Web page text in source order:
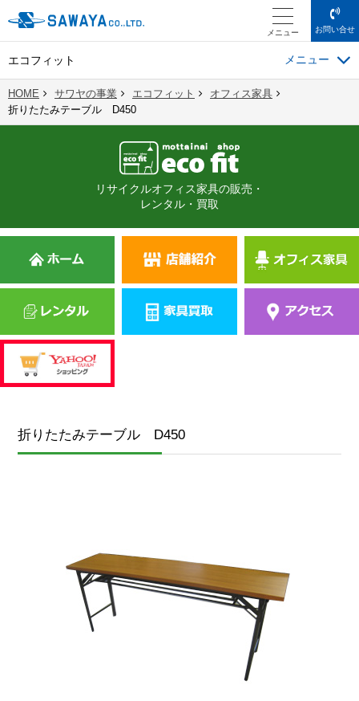
メニュー お問い合せ
エコフィット
HOME サワヤの事業 エコフィット
オフィス家具
折りたたみテーブル D450
リサイクルオフィス家具の販売・
レンタル・買取
折りたたみテーブル D450